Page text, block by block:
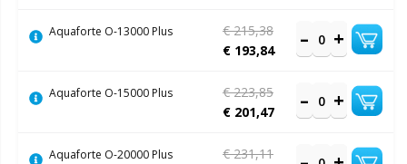
Aquaforte O-13000 Plus
€ 193,84
€ 215,38
Aquaforte O-15000 Plus
€ 201,47
€ 223,85
Aquaforte O-20000 Plus € 231,11